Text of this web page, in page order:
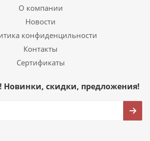
О компании
Новости
конфиденцильности
Контакты
Сертификаты
Новинки, скидки, предложения!